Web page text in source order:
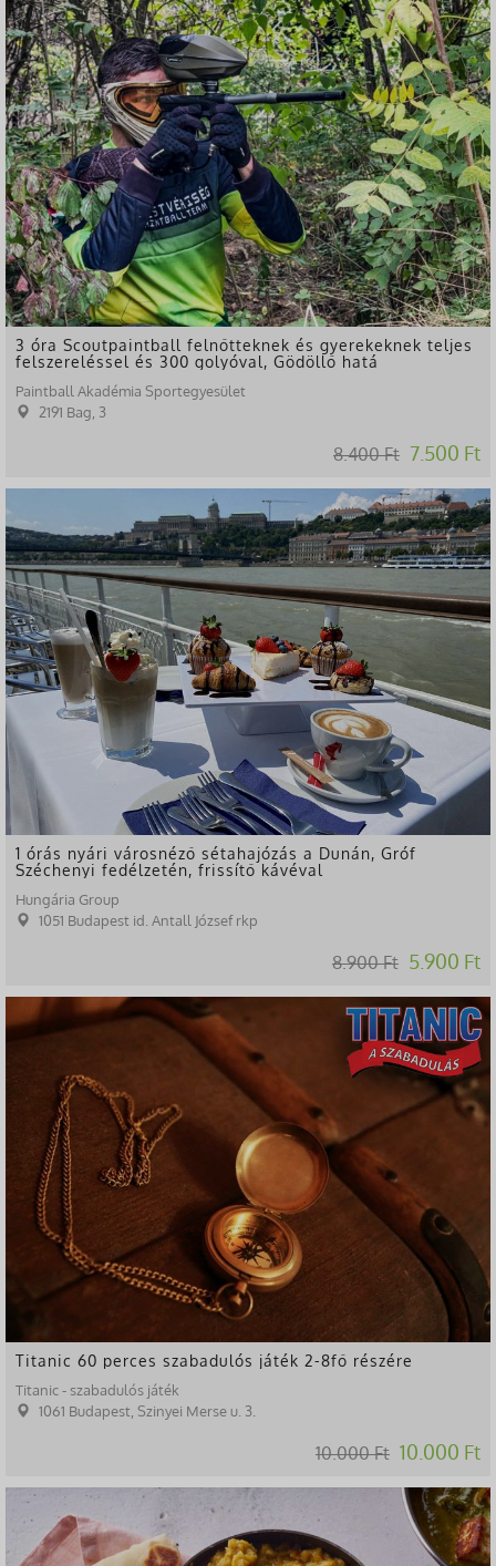
3 óra Scoutpaintball felnőtteknek és gyerekeknek teljes
felszereléssel és 300 golyóval, Gödöllő hatá
Paintball Akadémia Sportegyesület
2191 Bag, 3
8.400 Ft 7.500 Ft
1 órás nyári városnéző sétahajózás a Dunán, Gróf
Széchenyi fedélzetén, frissítő kávéval
Hungária Group
1051 Budapest id. Antall József rkp
8.900 Ft 5.900 Ft
Titanic 60 perces szabadulós játék 2-8fő részére
Titanic - szabadulós játék
1061 Budapest, Szinyei Merse u. 3.
10.000 Ft 10.000 Ft
-37%